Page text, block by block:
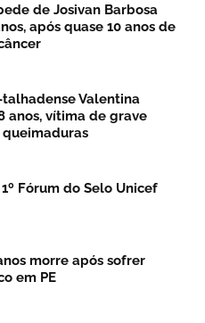
de Josivan Barbosa
após quase 10 anos de
Valentina
anos, vítima de grave
Fórum do Selo Unicef
morre após sofrer
em PE